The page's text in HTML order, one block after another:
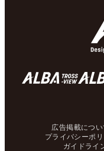
広告掲載につい
プライバシーポ
ガイドライ